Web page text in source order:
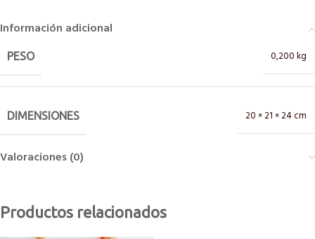
Información adicional
PESO 0,200 kg
DIMENSIONES 20 × 21 × 24 cm
Valoraciones (0)
Productos relacionados